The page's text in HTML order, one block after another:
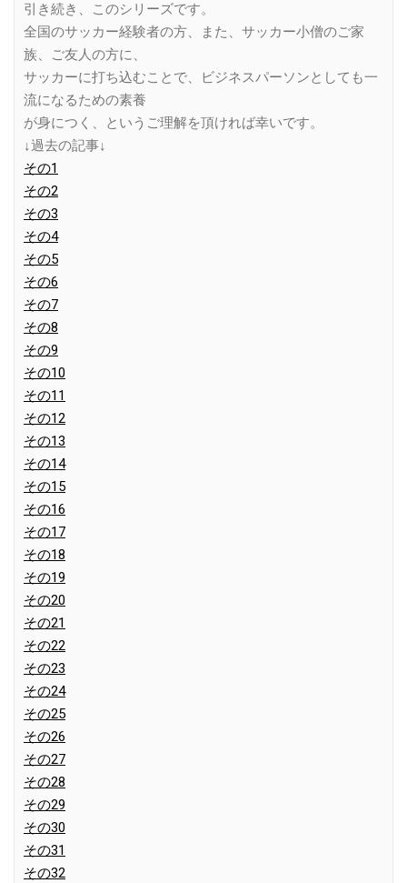
引き続き、このシリーズです。
全国のサッカー経験者の方、また、サッカー小僧のご家
族、ご友人の方に、
サッカーに打ち込むことで、ビジネスパーソンとしても一
流になるための素養
が身につく、というご理解を頂ければ幸いです。
↓過去の記事↓
その1
その2
その3
その4
その5
その6
その7
その8
その9
その10
その11
その12
その13
その14
その15
その16
その17
その18
その19
その20
その21
その22
その23
その24
その25
その26
その27
その28
その29
その30
その31
その32